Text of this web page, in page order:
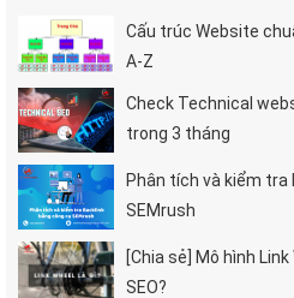
Cấu trúc Website
A-Z
Check Technical
trong 3 tháng
Phân tích và kiểm tra
SEMrush
[Chia sẻ] Mô hình
SEO?